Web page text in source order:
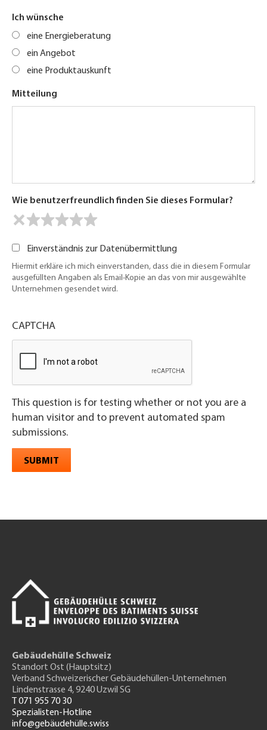
Ich wünsche
eine Energieberatung
ein Angebot
eine Produktauskunft
Mitteilung
Wie benutzerfreundlich finden Sie dieses Formular?
Einverständnis zur Datenübermittlung
Hiermit erkläre ich mich einverstanden, dass die in diesem Formular
ausgefüllten Angaben als Email-Kopie an das von mir ausgewählte
Unternehmen gesendet wird.
CAPTCHA
This question is for testing whether or not you are a
human visitor and to prevent automated spam
submissions.
SUBMIT
Gebäudehülle Schweiz
Standort Ost (Hauptsitz)
Verband Schweizerischer Gebäudehüllen-Unternehmen
Lindenstrasse 4, 9240 Uzwil SG
T 071 955 70 30
Spezialisten-Hotline
info@gebäudehülle.swiss